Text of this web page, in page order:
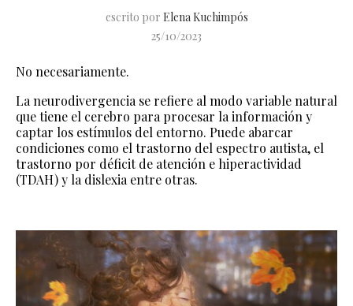
escrito por Elena Kuchimpós
25/10/2023
No necesariamente.
La neurodivergencia se refiere al modo variable natural
que tiene el cerebro para procesar la información y
captar los estímulos del entorno. Puede abarcar
condiciones como el trastorno del espectro autista, el
trastorno por déficit de atención e hiperactividad
(TDAH) y la dislexia entre otras.